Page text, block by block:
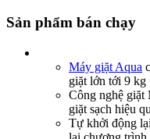
Sản phẩm bán chạy
Máy giặt Aqua
giặt lớn tới 9 kg
Công nghệ giặt
giặt sạch hiệu
Tự khởi động